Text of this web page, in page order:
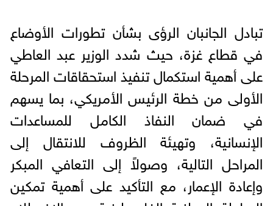
تبادل الجانبان الرؤى بشأن تطورات الأوضاع
في قطاع غزة، حيث شدد الوزير عبد العاطي
على أهمية استكمال تنفيذ استحقاقات المرحلة
الأولى من خطة الرئيس الأمريكي، بما يسهم
في ضمان النفاذ الكامل للمساعدات
الإنسانية، وتهيئة الظروف للانتقال إلى
المراحل التالية، وصولاً إلى التعافي المبكر
وإعادة الإعمار، مع التأكيد على أهمية تمكين